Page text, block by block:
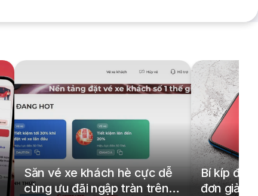
Săn vé xe khách hè cực dễ
cùng ưu đãi ngập tràn trên
Bí kíp đặt
đơn giản,